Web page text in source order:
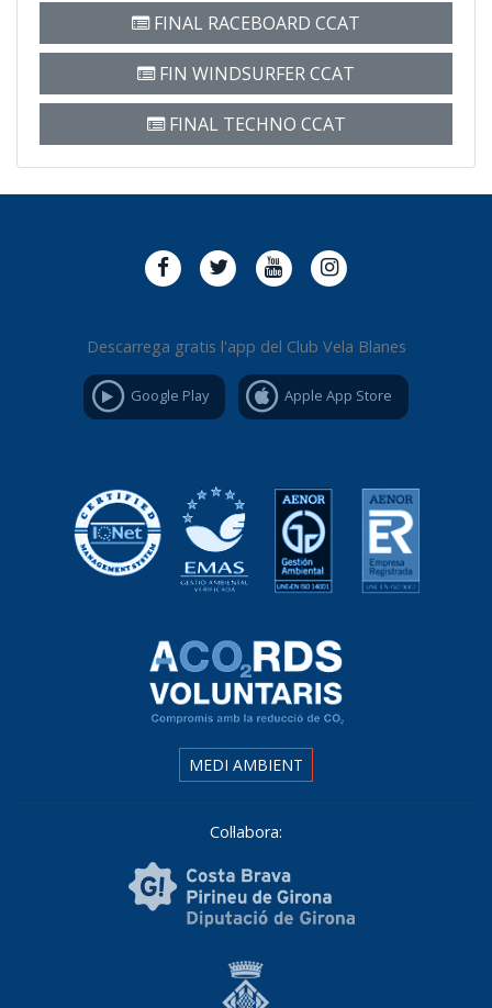
FINAL RACEBOARD CCAT
FIN WINDSURFER CCAT
FINAL TECHNO CCAT
Descarrega gratis l'app del Club Vela Blanes
Google Play Apple App Store
MEDI AMBIENT
Col·labora: